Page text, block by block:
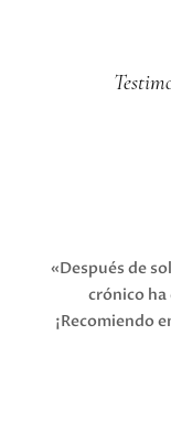
«Después de
crónico
¡Recomiendo